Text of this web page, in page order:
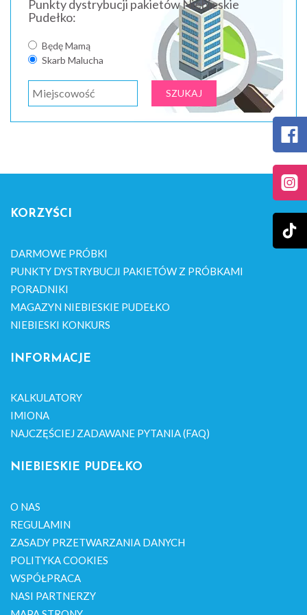
Punkty dystrybucji pakietów Niebieskie
Pudełko:
Będę Mamą
Skarb Malucha
KORZYŚCI
DARMOWE PRÓBKI
PUNKTY DYSTRYBUCJI PAKIETÓW Z PRÓBKAMI
PORADNIKI
MAGAZYN NIEBIESKIE PUDEŁKO
NIEBIESKI KONKURS
INFORMACJE
KALKULATORY
IMIONA
NAJCZĘŚCIEJ ZADAWANE PYTANIA (FAQ)
NIEBIESKIE PUDEŁKO
O NAS
REGULAMIN
ZASADY PRZETWARZANIA DANYCH
POLITYKA COOKIES
WSPÓŁPRACA
NASI PARTNERZY